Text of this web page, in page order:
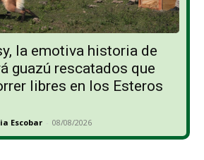
la emotiva historia de
guazú rescatados que
libres en los Esteros
Escobar - 08/08/2026